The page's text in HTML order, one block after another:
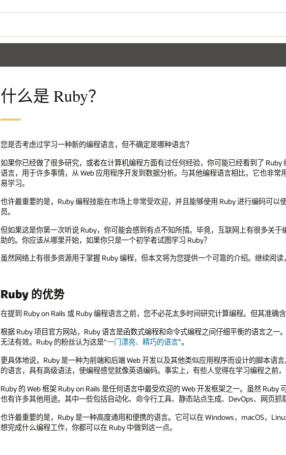
什么是 Ruby？
您是否考虑过学习一种新的编程语言，但不确定是哪种语言？
如果你已经做了很多研究，或者在计算机编程方面有过任何经验，你可能已经看到了
语言，用于许多事情，从 Web 应用程序开发到数据分析。与其他编程语言相比，它也非
易学习。
也许最重要的是，Ruby 编程技能在市场上非常受欢迎，并且能够使用 Ruby 进行编码可以
员。
但如果这是你第一次听说 Ruby，你可能会感到有点不知所措。毕竟，互联网上有很多关
助的。你应该从哪里开始，如果你只是一个初学者试图学习 Ruby？
虽然网络上有很多资源用于掌握 Ruby 编程，但本文将为您提供一个可靠的介绍。继续阅读
Ruby 的优势
在提到 Ruby on Rails 或 Ruby 编程语言之前，您不必花太多时间研究计算编程。但其准确含
根据 Ruby 项目官方网站，Ruby 语言是函数式编程和命令式编程之间仔细平衡的语言之一
无法有效。Ruby 的粉丝认为这是“一门漂亮、精巧的语言”。
更具体地说，Ruby 是一种为前端和后端 Web 开发以及其他类似应用程序而设计的脚本语
的语言，具有高级语法，使编程感觉就像英语编码。事实上，有些人觉得在学习编程之前，
Ruby 的 Web 框架 Ruby on Rails 是任何语言中最受欢迎的 Web 开发框架之一。虽然 Ruby
也有许多其他用途。其中一些包括自动化、命令行工具、静态站点生成、DevOps、网页抓
也许最重要的是，Ruby 是一种高度通用和便携的语言。它可以在 Windows，macOS，
想完成什么编程工作，你都可以在 Ruby 中做到这一点。